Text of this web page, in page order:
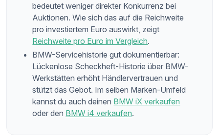
bedeutet weniger direkter Konkurrenz bei
Auktionen. Wie sich das auf die Reichweite
pro investiertem Euro auswirkt, zeigt
Reichweite pro Euro im Vergleich.
BMW-Servicehistorie gut dokumentierbar:
Lückenlose Scheckheft-Historie über BMW-
Werkstätten erhöht Händlervertrauen und
stützt das Gebot. Im selben Marken-Umfeld
kannst du auch deinen BMW iX verkaufen
oder den BMW i4 verkaufen.